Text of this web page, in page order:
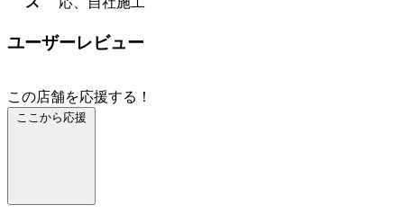
ユーザーレビュー
この店舗を応援する！
ここから応援